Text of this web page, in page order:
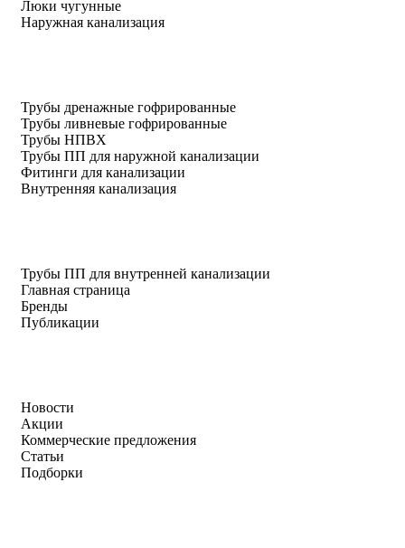
Люки чугунные
Наружная канализация
Трубы дренажные гофрированные
Трубы ливневые гофрированные
Трубы НПВХ
Трубы ПП для наружной канализации
Фитинги для канализации
Внутренняя канализация
Трубы ПП для внутренней канализации
Главная страница
Бренды
Публикации
Новости
Акции
Коммерческие предложения
Статьи
Подборки